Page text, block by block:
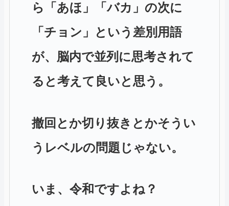
ら「あほ」「バカ」の次に
「チョン」という差別用語
が、脳内で並列に思考されて
ると考えて良いと思う。
撤回とか切り抜きとかそうい
うレベルの問題じゃない。
いま、令和ですよね？